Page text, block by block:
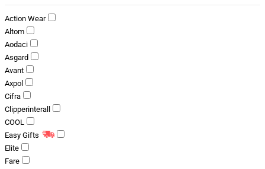
Action Wear
Altom
Aodaci
Asgard
Avant
Axpol
Cifra
Clipperinterall
COOL
Easy Gifts
Elite
Fare